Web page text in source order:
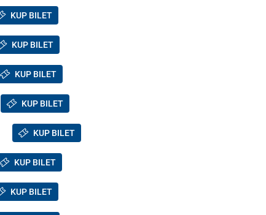
KUP BILET
KUP BILET
KUP BILET
KUP BILET
KUP BILET
KUP BILET
KUP BILET